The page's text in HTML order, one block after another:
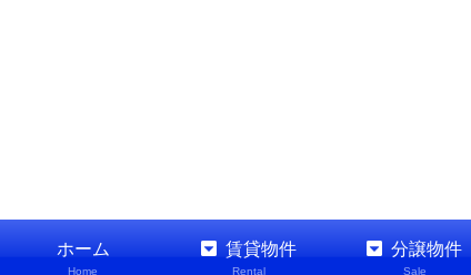
ホーム
Home
賃貸物件
Rental
分譲物件
Sale